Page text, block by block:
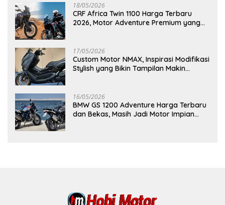
18/05/2026
CRF Africa Twin 1100 Harga Terbaru
2026, Motor Adventure Premium yang
17/05/2026
Custom Motor NMAX, Inspirasi Modifikasi
Stylish yang Bikin Tampilan Makin
16/05/2026
BMW GS 1200 Adventure Harga Terbaru
dan Bekas, Masih Jadi Motor Impian